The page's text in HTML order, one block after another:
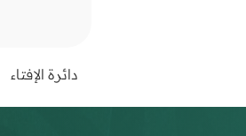
دائرة الإفتاء